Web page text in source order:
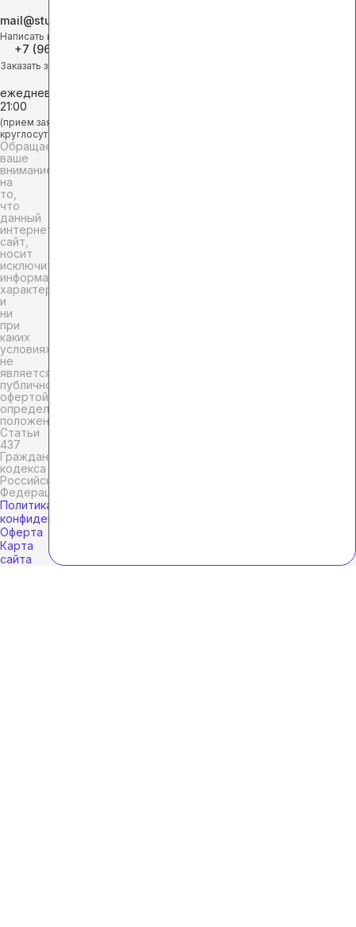
mail@studhelp-online.ru
Написать на почту
+7 (968) 453-29-88
Заказать звонок
ежедневно с 9:00 до
21:00
(прием заявок
круглосуточно)
Обращаем
ваше
внимание
на
то,
что
данный
интернет-
сайт,
носит
исключительно
информационный
характер
и
ни
при
каких
условиях
не
является
публичной
офертой,
определяемой
положениями
Статьи
437
Гражданского
кодекса
Российской
Федерации.
Политика
конфиденциальности
Оферта
Карта
сайта